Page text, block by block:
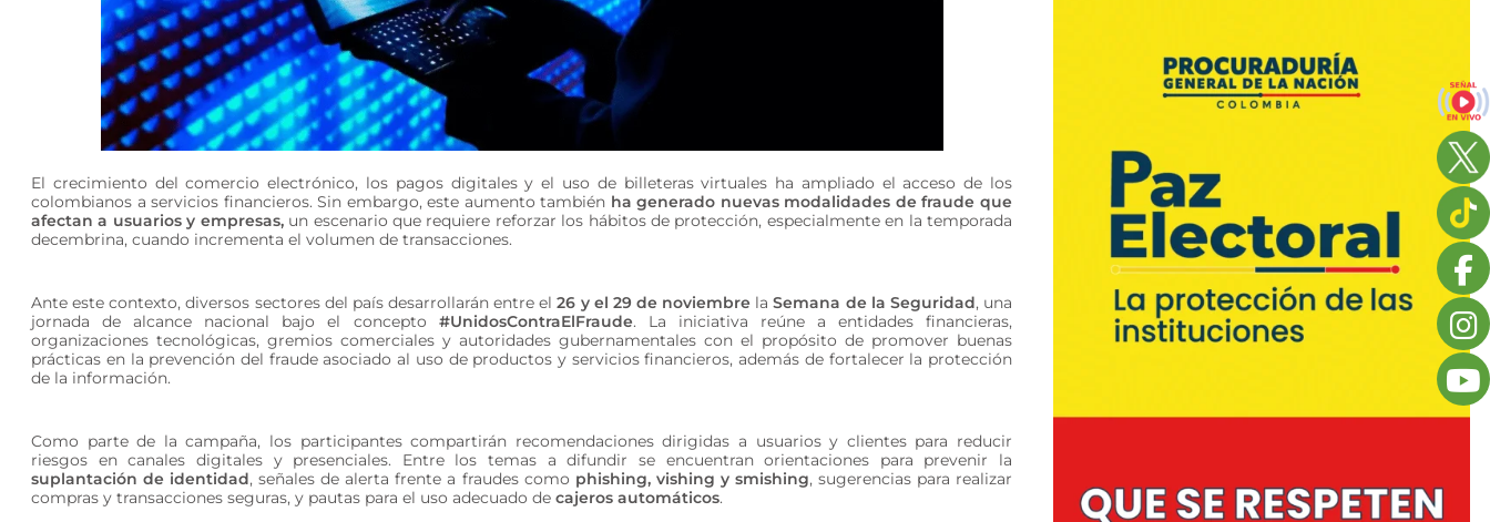
El crecimiento del comercio electrónico, los pagos digitales y el uso de billeteras virtuales ha ampliado el acceso de los
colombianos a servicios financieros. Sin embargo, este aumento también ha generado nuevas modalidades de fraude que
afectan a usuarios y empresas,un escenario que requiere reforzar los hábitos de protección, especialmente en la temporada
decembrina, cuando incrementa el volumen de transacciones.
Ante este contexto, diversos sectores del país desarrollarán entre el26 y el 29 de noviembre laSemana de la Seguridad, una
jornada de alcance nacional bajo el concepto #UnidosContraElFraude. La iniciativa reúne a entidades financieras,
organizaciones tecnológicas, gremios comerciales y autoridades gubernamentales con el propósito de promover buenas
prácticas en la prevención del fraude asociado al uso de productos y servicios financieros, además de fortalecer la protección
de la información.
Como parte de la campaña, los participantes compartirán recomendaciones dirigidas a usuarios y clientes para reducir
riesgos en canales digitales y presenciales. Entre los temas a difundir se encuentran orientaciones para prevenir la
suplantación de identidad, señales de alerta frente a fraudes como phishing, vishing y smishing, sugerencias para realizar
compras y transacciones seguras, y pautas para el uso adecuado decajeros automáticos.